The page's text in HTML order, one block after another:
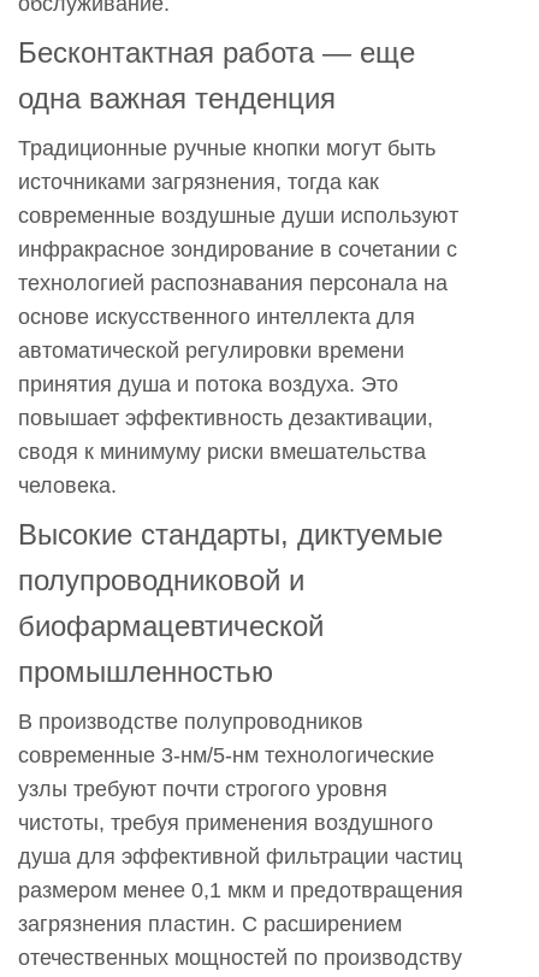
эффективное
управление
помощью
вещей
5
Вызовы
и
перспективы
на
будущее:
пути
прорыва
и
инноваций
5.1
Будущие
направления
технологического
развития
Бесконтактная работа — еще
одна важная тенденция
Традиционные ручные кнопки могут быть
источниками загрязнения, тогда как
современные воздушные души используют
инфракрасное зондирование в сочетании с
технологией распознавания персонала на
основе искусственного интеллекта для
автоматической регулировки времени
принятия душа и потока воздуха. Это
повышает эффективность дезактивации,
сводя к минимуму риски вмешательства
человека.
Высокие стандарты, диктуемые
полупроводниковой и
биофармацевтической
промышленностью
В производстве полупроводников
современные 3-нм/5-нм технологические
узлы требуют почти строгого уровня
чистоты, требуя применения воздушного
душа для эффективной фильтрации частиц
размером менее 0,1 мкм и предотвращения
загрязнения пластин. С расширением
отечественных мощностей по производству